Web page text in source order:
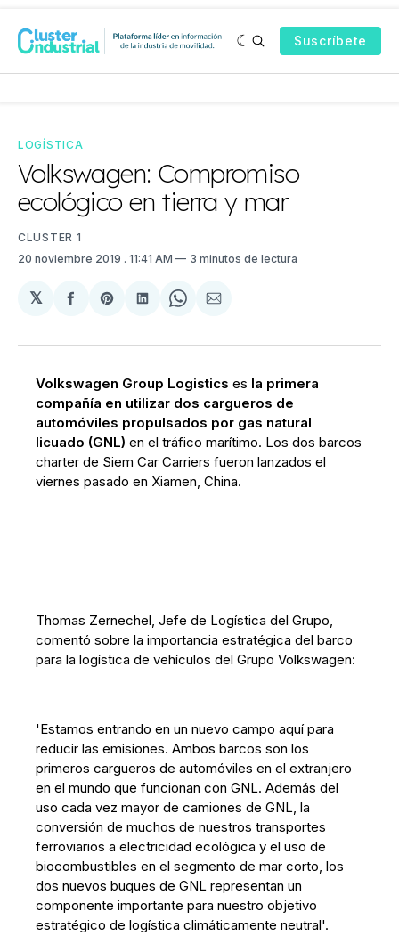
Suscríbete
LOGÍSTICA
Volkswagen: Compromiso
ecológico en tierra y mar
CLUSTER 1
20 noviembre 2019 . 11:41 AM 3 minutos de lectura
𝕏
Compartir
Facebook
Share
Pinterest
Compartir
LinkedIn
Share
WhatsApp
Compartir
Email
Volkswagen Group Logistics es la primera
compañía en utilizar dos cargueros de
automóviles propulsados ​​por gas natural
licuado (GNL) en el tráfico marítimo. Los dos barcos
charter de Siem Car Carriers fueron lanzados el
viernes pasado en Xiamen, China.
Thomas Zernechel, Jefe de Logística del Grupo,
comentó sobre la importancia estratégica del barco
para la logística de vehículos del Grupo Volkswagen:
'Estamos entrando en un nuevo campo aquí para
reducir las emisiones. Ambos barcos son los
primeros cargueros de automóviles en el extranjero
en el mundo que funcionan con GNL. Además del
uso cada vez mayor de camiones de GNL, la
conversión de muchos de nuestros transportes
ferroviarios a electricidad ecológica y el uso de
biocombustibles en el segmento de mar corto, los
dos nuevos buques de GNL representan un
componente importante para nuestro objetivo
estratégico de logística climáticamente neutral'.